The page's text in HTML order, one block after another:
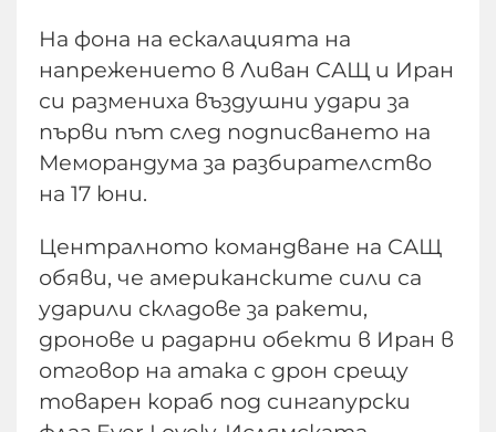
На фона на ескалацията на
напрежението в Ливан САЩ и Иран
си размениха въздушни удари за
първи път след подписването на
Меморандума за разбирателство
на 17 юни.
Централното командване на САЩ
обяви, че американските сили са
ударили складове за ракети,
дронове и радарни обекти в Иран в
отговор на атака с дрон срещу
товарен кораб под сингапурски